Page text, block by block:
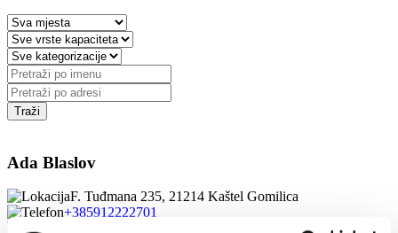
Ada Blaslov
F. Tuđmana 235, 21214 Kaštel Gomilica
+385912222701